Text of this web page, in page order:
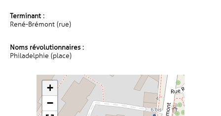
Terminant :
René-Brémont (rue)
Noms révolutionnaires :
Philadelphie (place)
+
−